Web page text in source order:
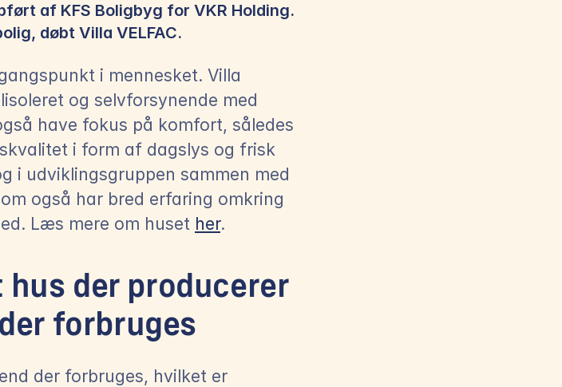
af KFS Boligbyg for VKR Holding.
døbt Villa VELFAC.
i mennesket. Villa
og selvforsynende med
have fokus på komfort, således
i form af dagslys og frisk
i udviklingsgruppen sammen med
også har bred erfaring omkring
Læs mere om huset her.
hus der producerer
forbruges
der forbruges, hvilket er